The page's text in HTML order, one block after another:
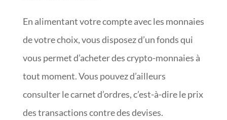
En alimentant votre compte avec les monnaies
de votre choix, vous disposez d’un fonds qui
vous permet d’acheter des crypto-monnaies à
tout moment. Vous pouvez d’ailleurs
consulter le carnet d’ordres, c’est-à-dire le prix
des transactions contre des devises.